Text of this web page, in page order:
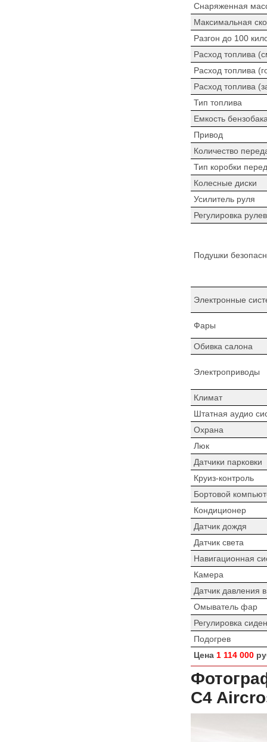
Снаряженная
Максимальная
Разгон до 100
Расход топлива
Расход топлива
Расход топлива
Тип топлива
Емкость
Привод
Количество
Тип коробки
Колесные диски
Усилитель руля
Регулировка
Подушки
Электронные
Фары
Обивка салона
Электроприводы
Климат
Штатная аудио
Охрана
Люк
Датчики парковки
Круиз-контроль
Бортовой
Кондиционер
Датчик дождя
Датчик света
Навигационная
Камера
Датчик давления
Омыватель фар
Регулировка
Подогрев
Цена 1 114 000
C4